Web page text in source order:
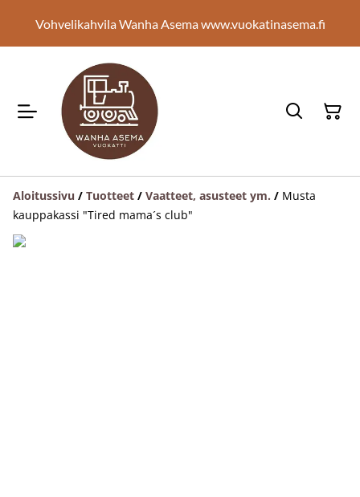
Vohvelikahvila Wanha Asema www.vuokatinasema.fi
Aloitussivu / Tuotteet / Vaatteet, asusteet ym. / Musta
kauppakassi "Tired mama´s club"